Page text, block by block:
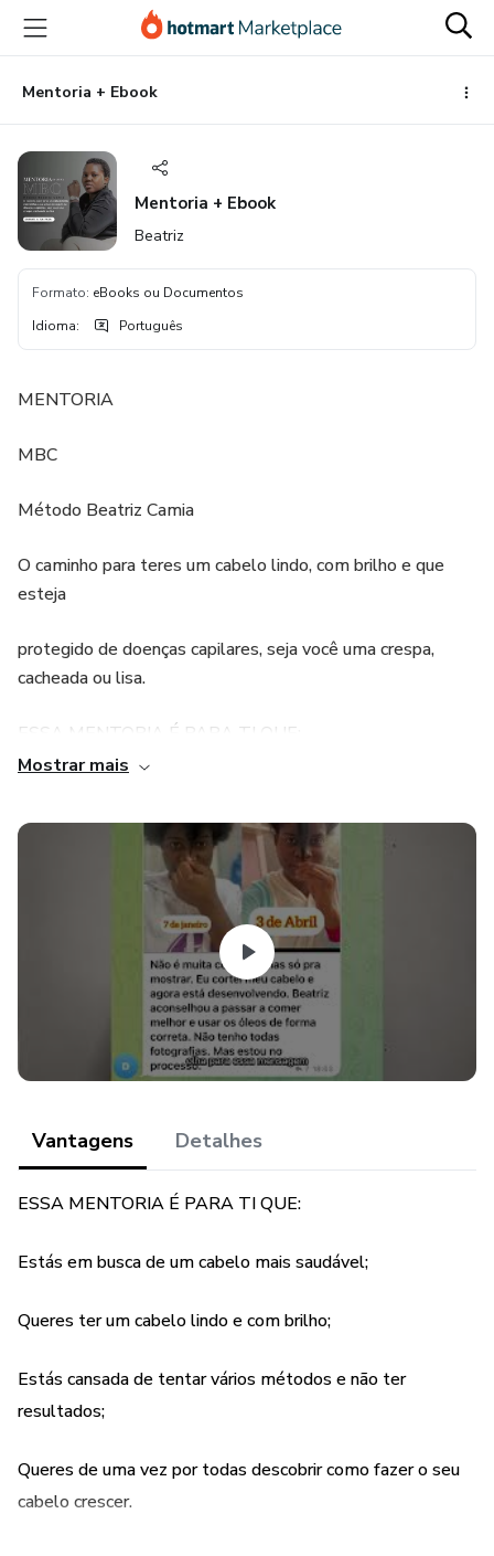
para
conteúdo
principal
para
pagamento
para
rodapé
Mentoria + Ebook
Mentoria + Ebook
Beatriz
Formato: eBooks ou Documentos
Idioma: Português
MENTORIA
MBC
Método Beatriz Camia
O caminho para teres um cabelo lindo, com brilho e que
esteja
protegido de doenças capilares, seja você uma crespa,
cacheada ou lisa.
ESSA MENTORIA É PARA TI QUE:
-Queres ter um cabelo lindo e com brilho;
-Estás cansada de tentar vários métodos e não ter
-Queres de uma vez por todas descobrir como fazer o seu
-Não sabes adaptar o cuidado do cabelo com a tua rotina
-Queres saber como manipular o teu cabelo jeito certo;
-Que tens um cabelo opaco ou com frizz;
-Queres acabar com a caspa.
Mostrar mais
Vantagens Detalhes
ESSA MENTORIA É PARA TI QUE:
Estás em busca de um cabelo mais saudável;
Queres ter um cabelo lindo e com brilho;
Estás cansada de tentar vários métodos e não ter
resultados;
Queres de uma vez por todas descobrir como fazer o seu
cabelo crescer.